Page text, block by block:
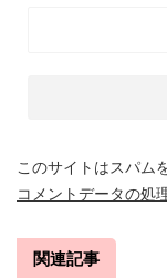
このサイトはスパム
コメントデータの処
関連記事